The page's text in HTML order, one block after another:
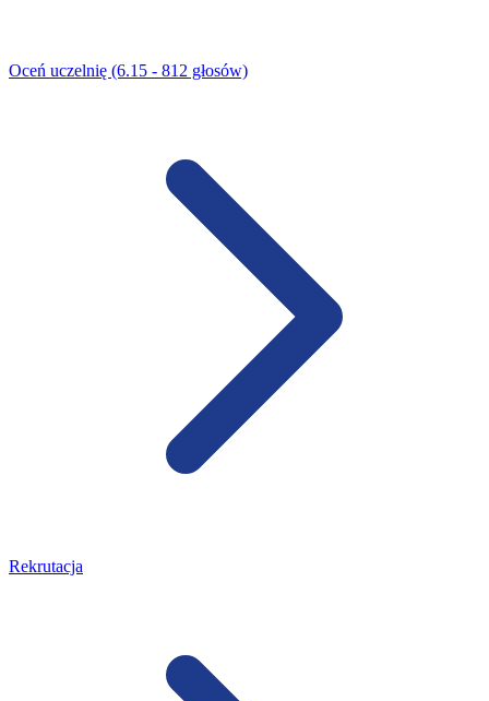
Oceń uczelnię (6.15 - 812 głosów)
Rekrutacja